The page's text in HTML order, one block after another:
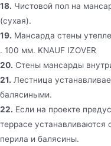
18. Чистовой пол на
(сухая).
19. Мансарда стены
. 100 мм. KNAUF IZOVER
20. Стены мансарды
21. Лестница
балясиными.
22. Если на проекте
террасе устанавливаются
перила и балясины.